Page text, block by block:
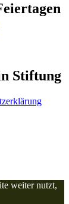
Stiftung
weiter nutzt,